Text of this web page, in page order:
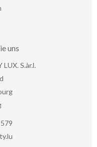
uns
S.àr.l.